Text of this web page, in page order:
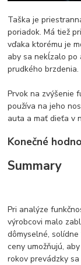
Taška je
poriadok. Má tiež
vďaka ktorému je
aby sa nekĺzalo po
prudkého brzdenia.
Prvok na zvýšenie
používa na jeho
auta a mať dieťa v
Konečné
Summary
Pri analýze
výrobcovi malo
dômyselné,
ceny umožňujú,
rokov prevádzky